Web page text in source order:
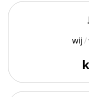
wij